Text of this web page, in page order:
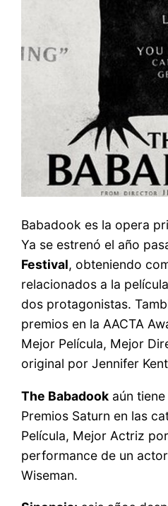
Babadook es la opera
Ya se estrenó el año
Festival, obteniendo
relacionados a la
dos protagonistas.
premios en la AACTA
Mejor Película, Mejor
original por Jennifer
The Babadook aún
Premios Saturn en las
Película, Mejor Actriz
performance de un
Wiseman.